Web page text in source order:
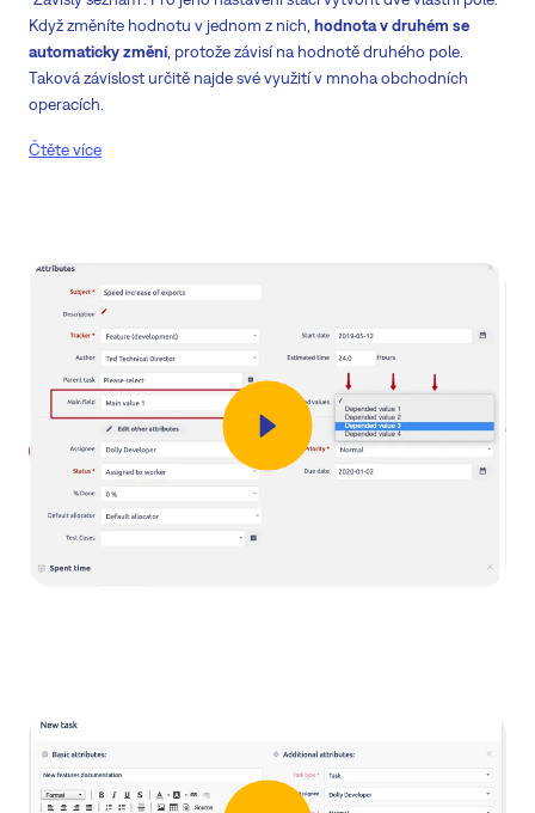
Když změníte hodnotu v jednom z nich, hodnota v druhém se
automaticky změní, protože závisí na hodnotě druhého pole.
Taková závislost určitě najde své využití v mnoha obchodních
operacích.
Čtěte více